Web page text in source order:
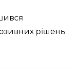
рішень